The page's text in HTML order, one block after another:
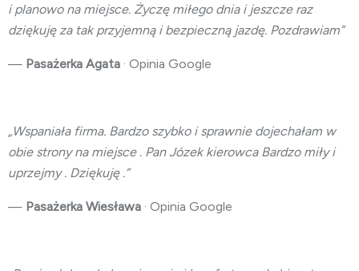
i planowo na miejsce. Życzę miłego dnia i jeszcze raz
dziękuję za tak przyjemną i bezpieczną jazdę. Pozdrawiam”
— Pasażerka Agata · Opinia Google
„Wspaniała firma. Bardzo szybko i sprawnie dojechałam w
obie strony na miejsce . Pan Józek kierowca Bardzo miły i
uprzejmy . Dziękuję .”
— Pasażerka Wiesława · Opinia Google